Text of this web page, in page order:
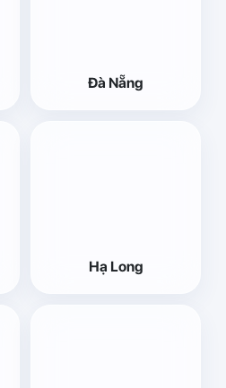
Đà Nẵng
Hạ Long